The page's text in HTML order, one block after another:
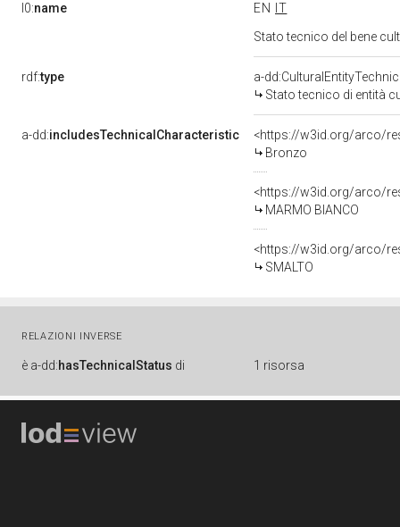
l0:name EN
IT
Stato tecnico del bene
rdf:type
a-
Stato tecnico di entità
a-dd:includesTechnicalCharacteristic
<https://w3id.org/arco/
Bronzo
<https://w3id.org/arco/
MARMO BIANCO
<https://w3id.org/arco/
SMALTO
RELAZIONI INVERSE
è a-dd:hasTechnicalStatus di 1 risorsa